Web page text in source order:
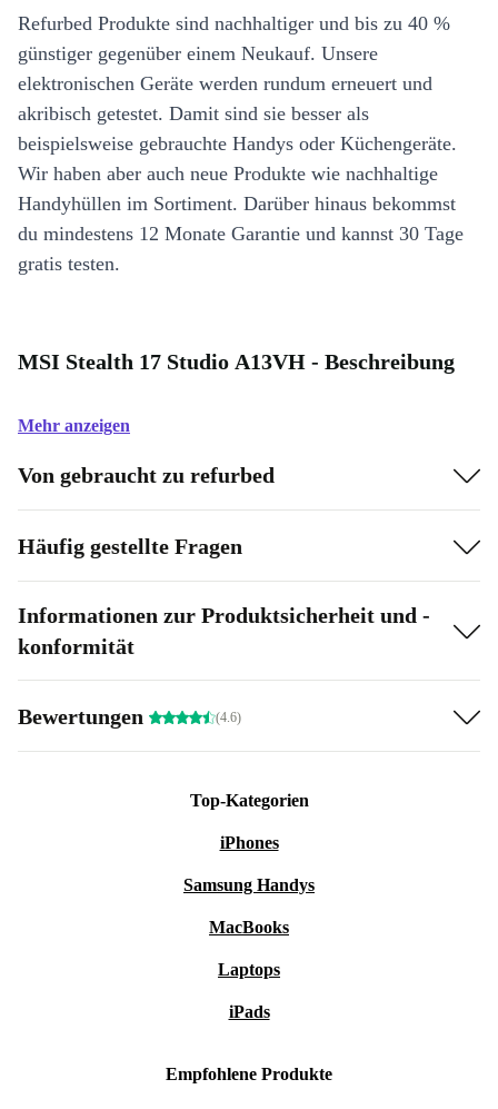
Refurbed Produkte sind nachhaltiger und bis zu 40 %
günstiger gegenüber einem Neukauf. Unsere
elektronischen Geräte werden rundum erneuert und
akribisch getestet. Damit sind sie besser als
beispielsweise gebrauchte Handys oder Küchengeräte.
Wir haben aber auch neue Produkte wie nachhaltige
Handyhüllen im Sortiment. Darüber hinaus bekommst
du mindestens 12 Monate Garantie und kannst 30 Tage
gratis testen.
MSI Stealth 17 Studio A13VH - Beschreibung
Mehr anzeigen
Von gebraucht zu refurbed
Häufig gestellte Fragen
Informationen zur Produktsicherheit und -
konformität
Bewertungen (4.6)
Top-Kategorien
iPhones
Samsung Handys
MacBooks
Laptops
iPads
Empfohlene Produkte